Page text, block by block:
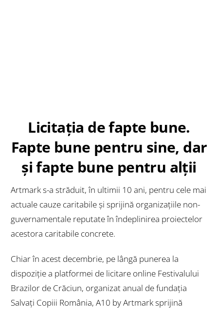
Licitația de fapte bune.
Fapte bune pentru sine, dar
și fapte bune pentru alții
Artmark s-a străduit, în ultimii 10 ani, pentru cele mai
actuale cauze caritabileși sprijină organizațiile non-
guvernamentale reputate în îndeplinirea proiectelor
acestora caritabile concrete.
Chiar în acest decembrie, pe lângă punerea la
dispoziție a platformei de licitare online Festivalului
Brazilor de Crăciun, organizat anual de fundația
Salvați Copiii România, A10 by Artmark sprijină